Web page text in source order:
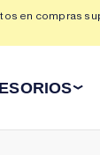
en compras